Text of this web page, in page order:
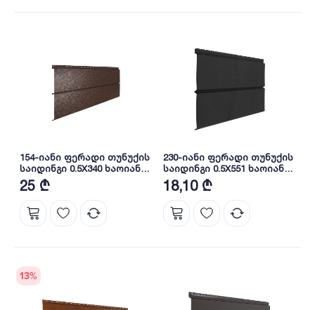
154-იანი ფერადი თუნუქის
საიდინგი 0.5X340 ხაოიანი
brown rust NOVA
25 ₾
230-იანი ფერადი თუნუქის
საიდინგი 0.5X551 ხაოიანი
RAL 9005 NOVA
18,10 ₾
13%